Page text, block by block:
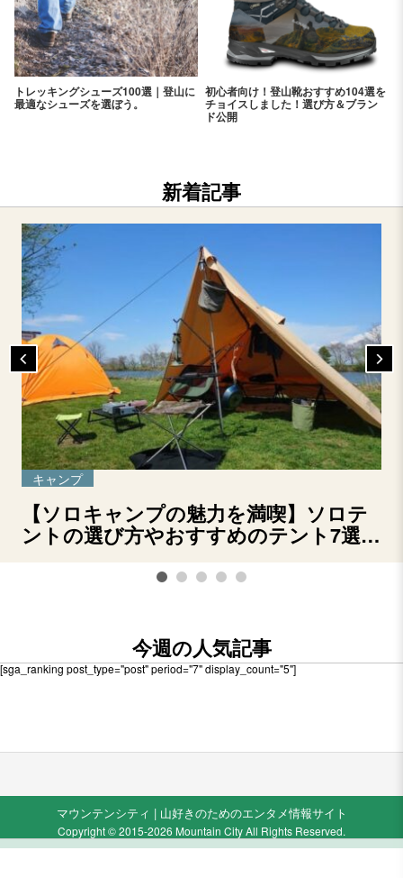
トレッキングシューズ100選｜登山に
最適なシューズを選ぼう。
初心者向け！登山靴おすすめ104選を
チョイスしました！選び方＆ブラン
ド公開
新着記事
キャンプ
【ソロキャンプの魅力を満喫】ソロテ
ントの選び方やおすすめのテント7選を
今週の人気記事
[sga_ranking post_type="post" period="7" display_count="5"]
マウンテンシティ | 山好きのためのエンタメ情報サイト
Copyright © 2015-2026 Mountain City All Rights Reserved.